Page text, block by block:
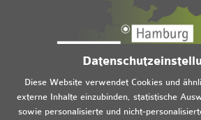
Diese Website verwendet Cookies und
externe Inhalte einzubinden, statistische
sowie personalisierte und nicht-